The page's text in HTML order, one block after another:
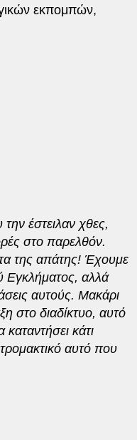
εκπομπών,
έστειλαν χθες,
στο παρελθόν.
της απάτης! Έχουμε
Εγκλήματος, αλλά
αυτούς. Μακάρι
στο διαδίκτυο, αυτό
καταντήσει κάτι
αυτό που